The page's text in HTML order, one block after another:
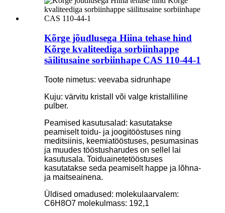
Kõrge jõudlusega Hiina tehase hind
Kõrge kvaliteediga sorbiinhappe
säilitusaine sorbiinhape CAS 110-44-1
Toote nimetus: veevaba sidrunhape
Kuju: värvitu kristall või valge kristalliline
pulber.
Peamised kasutusalad: kasutatakse
peamiselt toidu- ja joogitööstuses ning
meditsiinis, keemiatööstuses, pesumasinas
ja muudes tööstusharudes on sellel lai
kasutusala. Toiduainetetööstuses
kasutatakse seda peamiselt happe ja lõhna-
ja maitseainena.
Üldised omadused: molekulaarvalem:
C6H8O7 molekulmass: 192,1